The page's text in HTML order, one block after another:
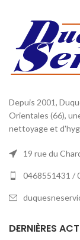
Depuis 2001,
Orientales (66),
nettoyage et
19 rue du
0468551431 /
DERNIÈRES